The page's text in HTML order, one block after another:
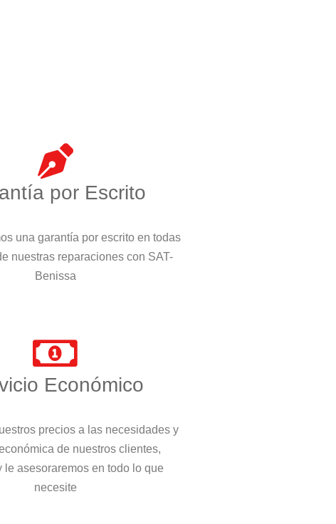
por Escrito
una garantía por escrito en todas
nuestras reparaciones con SAT-
Benissa
Económico
precios a las necesidades y
de nuestros clientes,
le asesoraremos en todo lo que
necesite